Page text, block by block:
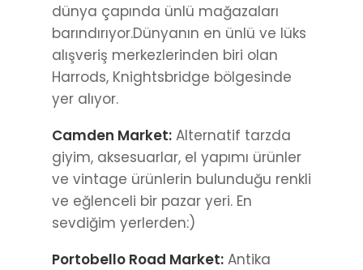
dünya çapında ünlü mağazaları
barındırıyor.Dünyanın en ünlü ve lüks
alışveriş merkezlerinden biri olan
Harrods, Knightsbridge bölgesinde
yer alıyor.
Camden Market: Alternatif tarzda
giyim, aksesuarlar, el yapımı ürünler
ve vintage ürünlerin bulunduğu renkli
ve eğlenceli bir pazar yeri. En
sevdiğim yerlerden:)
Portobello Road Market: Antika